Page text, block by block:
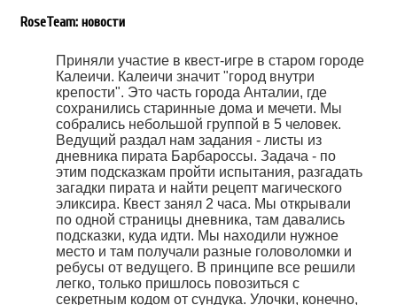
RoseTeam: новости
Приняли участие в квест-игре в старом городе
Калеичи. Калеичи значит "город внутри
крепости". Это часть города Анталии, где
сохранились старинные дома и мечети. Мы
собрались небольшой группой в 5 человек.
Ведущий раздал нам задания - листы из
дневника пирата Барбароссы. Задача - по
этим подсказкам пройти испытания, разгадать
загадки пирата и найти рецепт магического
эликсира. Квест занял 2 часа. Мы открывали
по одной страницы дневника, там давались
подсказки, куда идти. Мы находили нужное
место и там получали разные головоломки и
ребусы от ведущего. В принципе все решили
легко, только пришлось повозиться с
секретным кодом от сундука. Улочки, конечно,